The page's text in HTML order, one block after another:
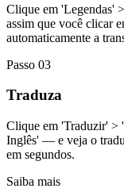
Clique em 'Legendas'
assim que você clicar
automaticamente a
Passo 03
Traduza
Clique em 'Traduzir' >
Inglês' — e veja o
em segundos.
Saiba mais